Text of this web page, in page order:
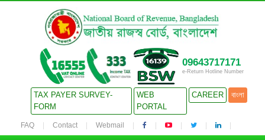
09643717171
e-Return Hotline Number
TAX PAYER SURVEY-
FORM
WEB
PORTAL
CAREER বাংলা
FAQ Contact Webmail